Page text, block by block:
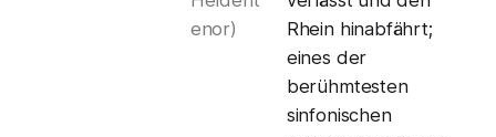
enor)
Rhein hinabfährt;
eines der
berühmtesten
sinfonischen